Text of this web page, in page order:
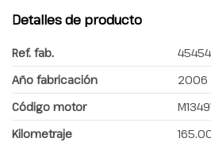
Detalles de producto
Ref. fab.
Año fabricación
2006
Código motor
Kilometraje